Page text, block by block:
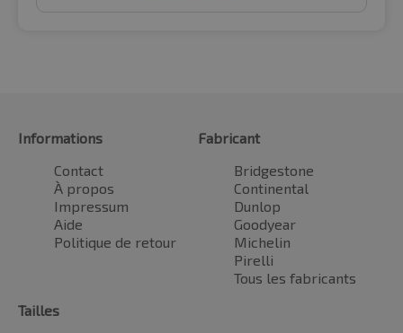
Informations
Contact
À propos
Impressum
Aide
Politique de retour
Fabricant
Bridgestone
Continental
Dunlop
Goodyear
Michelin
Pirelli
Tous les fabricants
Tailles